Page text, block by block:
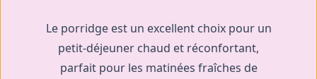
Le porridge est un excellent choix pour un
petit-déjeuner chaud et réconfortant,
parfait pour les matinées fraîches de